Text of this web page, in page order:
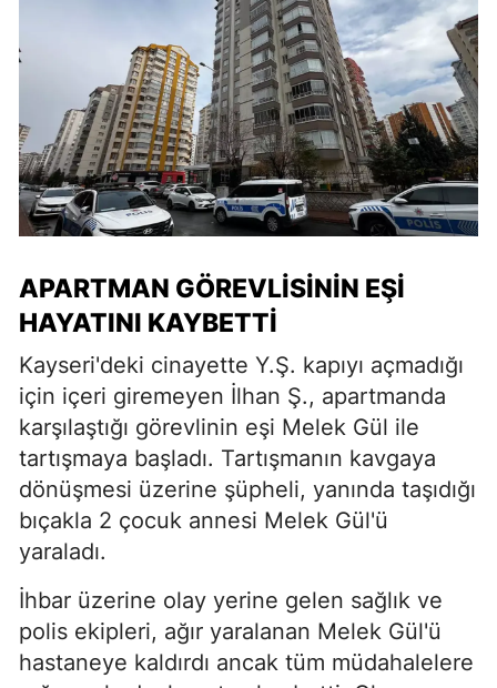
APARTMAN GÖREVLISININ EŞI
HAYATINI KAYBETTI
Kayseri'deki cinayette Y.Ş. kapıyı açmadığı
için içeri giremeyen İlhan Ş., apartmanda
karşılaştığı görevlinin eşi Melek Gül ile
tartışmaya başladı. Tartışmanın kavgaya
dönüşmesi üzerine şüpheli, yanında taşıdığı
bıçakla 2 çocuk annesi Melek Gül'ü
yaraladı.
İhbar üzerine olay yerine gelen sağlık ve
polis ekipleri, ağır yaralanan Melek Gül'ü
hastaneye kaldırdı ancak tüm müdahalelere